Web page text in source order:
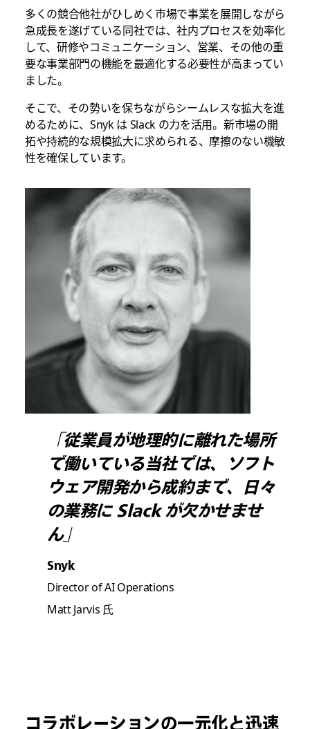
多くの競合他社がひしめく市場で事業を展開しながら
急成長を遂げている同社では、社内プロセスを効率化
して、研修やコミュニケーション、営業、その他の重
要な事業部門の機能を最適化する必要性が高まってい
ました。
そこで、その勢いを保ちながらシームレスな拡大を進
めるために、Snyk は Slack の力を活用。新市場の開
拓や持続的な規模拡大に求められる、摩擦のない機敏
性を確保しています。
「従業員が地理的に離れた場所
で働いている当社では、ソフト
ウェア開発から成約まで、日々
の業務に Slack が欠かせませ
ん」
Snyk
Director of AI Operations
Matt Jarvis 氏
コラボレーションの一元化と迅速